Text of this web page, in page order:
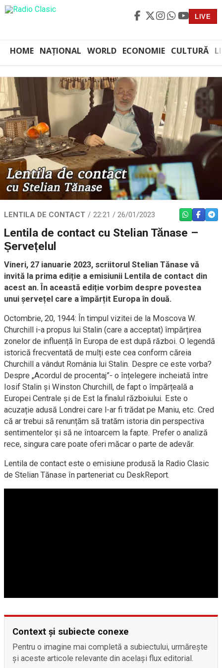
LIVE
HOME NAȚIONAL WORLD ECONOMIE CULTURĂ
LENTILA DE CONTACT 22:21 / 26/01/2023 WHATSAPP
Lentila de contact cu Stelian Tănase –
Șervețelul
Vineri, 27 ianuarie 2023, scriitorul Stelian Tănase vă
invită la prima ediție a emisiunii Lentila de contact din
acest an. În această ediție vorbim despre povestea
unui șervețel care a împărțit Europa în două.
Octombrie, 20, 1944: În timpul vizitei de la Moscova W.
Churchill i-a propus lui Stalin (care a acceptat) împărțirea
zonelor de influență în Europa de est după război. O legendă
istorică frecventată de mulți este cea conform căreia
Churchill a vândut România lui Stalin. Despre ce este vorba?
Despre „Acordul de procentaj”- o înțelegere incheiată între
Iosif Stalin și Winston Churchill, de fapt o împărțeală a
Europei Centrale și de Est la finalul războiului. Este o
acuzație adusă Londrei care l-ar fi trădat pe Maniu, etc. Cred
că ar trebui să renunțăm să tratăm istoria din perspectiva
sentimentelor și să ne întoarcem la fapte. Prefer o analiză
rece, singura care poate oferi măcar o parte de adevăr.
Lentila de contact este o emisiune produsă la Radio Clasic
de Stelian Tănase în parteneriat cu DeskReport.
Context și subiecte conexe
Pentru o imagine mai completă a subiectului, urmărește
și aceste articole relevante din același flux editorial.